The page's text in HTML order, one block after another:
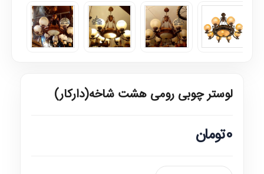
لوستر چوبی رومی هشت شاخه(دارکار)
0تومان